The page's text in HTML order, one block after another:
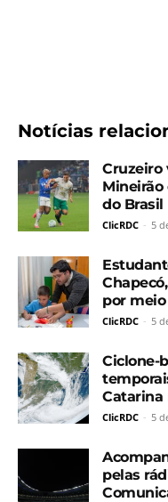
Notícias
Cruzeiro
Mineirão
do Brasil
ClicRDC - 5
por
ClicRDC - 5
Ciclone-
Catarina
ClicRDC - 5
pelas